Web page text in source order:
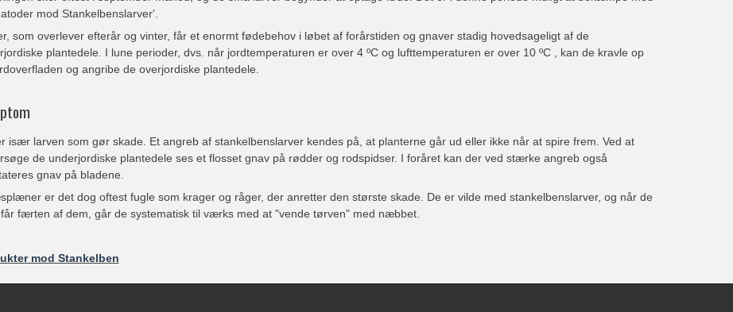
mod Stankelbenslarver'.
som overlever efterår og vinter, får et enormt fødebehov i løbet af forårstiden og gnaver stadig hovedsageligt af de
plantedele. I lune perioder, dvs. når jordtemperaturen er over 4 ºC og lufttemperaturen er over 10 ºC , kan de kravle op
og angribe de overjordiske plantedele.
især larven som gør skade. Et angreb af stankelbenslarver kendes på, at planterne går ud eller ikke når at spire frem. Ved at
de underjordiske plantedele ses et flosset gnav på rødder og rodspidser. I foråret kan der ved stærke angreb også
gnav på bladene.
er det dog oftest fugle som krager og råger, der anretter den største skade. De er vilde med stankelbenslarver, og når de
færten af dem, går de systematisk til værks med at "vende tørven" med næbbet.
mod Stankelben